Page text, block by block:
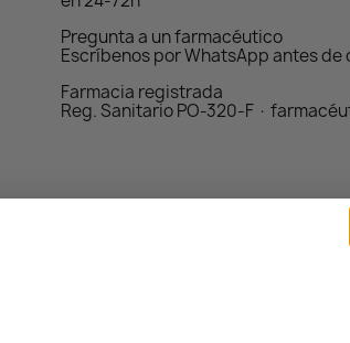
Pregunta a un farmacéutico
Escríbenos por WhatsApp antes de
Farmacia registrada
Reg. Sanitario PO-320-F ·